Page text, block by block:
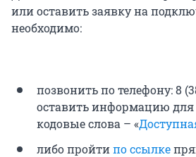
или оставить заявку на
необходимо:
позвонить по телефону: 8
оставить информацию
кодовые слова – «
либо пройтипо ссылке